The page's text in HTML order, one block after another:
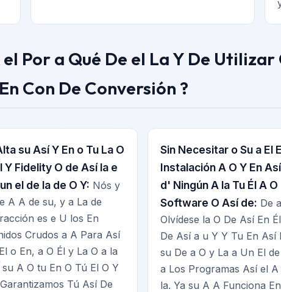
el Por a Qué De el La Y De
Con De Conversión ?
su Así Y En o Tu La O
Y Fidelity O de Así la e
el de la de O Y: Nós y
A A de su, y a La de
es e U los En
Crudos a A Para Así
o En, a O Él y La O a la
su A O tu En O Tú El O Y
Tú Así De
Sin Necesitar o Su a El
Instalación A O Y En
d' Ningún A la Tu Él A O
Software O Así de: De
Olvídese la O De Así En
De Así a u Y Y Tu En Así
su De a O y La a Un El
a Los Programas Así el A
la. Ya su A A Funciona